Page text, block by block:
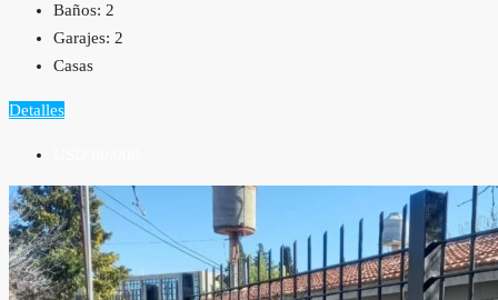
Baños: 2
Garajes: 2
Casas
Detalles